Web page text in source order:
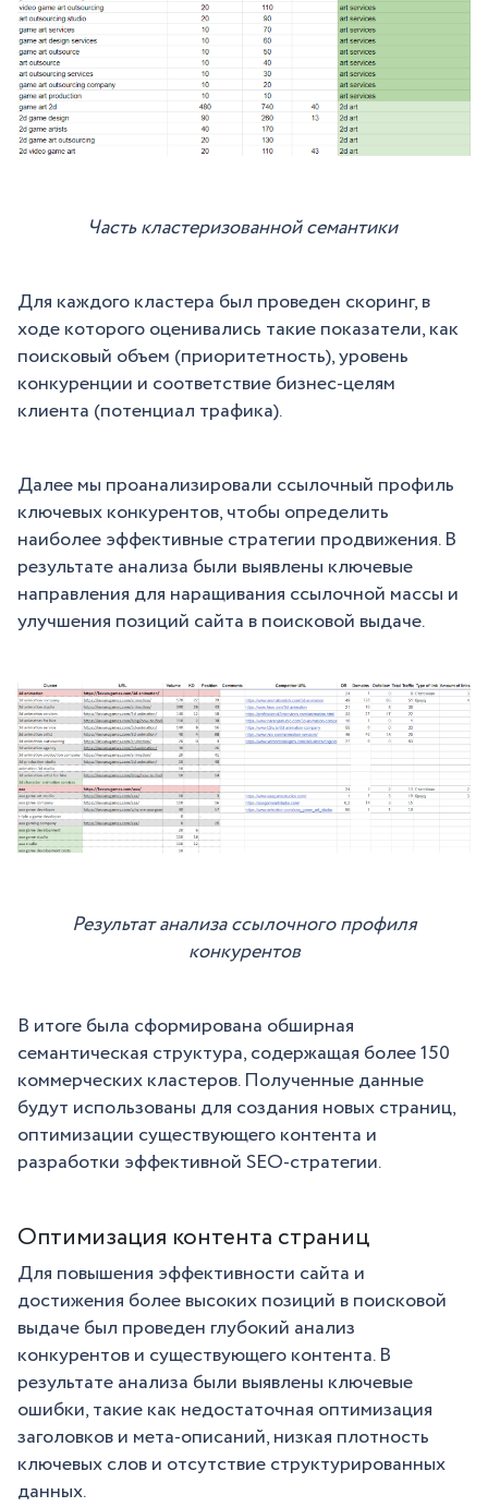
Часть кластеризованной семантики
Для каждого кластера был проведен скоринг, в
ходе которого оценивались такие показатели, как
поисковый объем (приоритетность), уровень
конкуренции и соответствие бизнес-целям
клиента (потенциал трафика).
Далее мы проанализировали ссылочный профиль
ключевых конкурентов, чтобы определить
наиболее эффективные стратегии продвижения. В
результате анализа были выявлены ключевые
направления для наращивания ссылочной массы и
улучшения позиций сайта в поисковой выдаче.
Результат анализа ссылочного профиля
конкурентов
В итоге была сформирована обширная
семантическая структура, содержащая более 150
коммерческих кластеров. Полученные данные
будут использованы для создания новых страниц,
оптимизации существующего контента и
разработки эффективной SEO-стратегии.
Оптимизация контента страниц
Для повышения эффективности сайта и
достижения более высоких позиций в поисковой
выдаче был проведен глубокий анализ
конкурентов и существующего контента. В
результате анализа были выявлены ключевые
ошибки, такие как недостаточная оптимизация
заголовков и мета-описаний, низкая плотность
ключевых слов и отсутствие структурированных
данных.